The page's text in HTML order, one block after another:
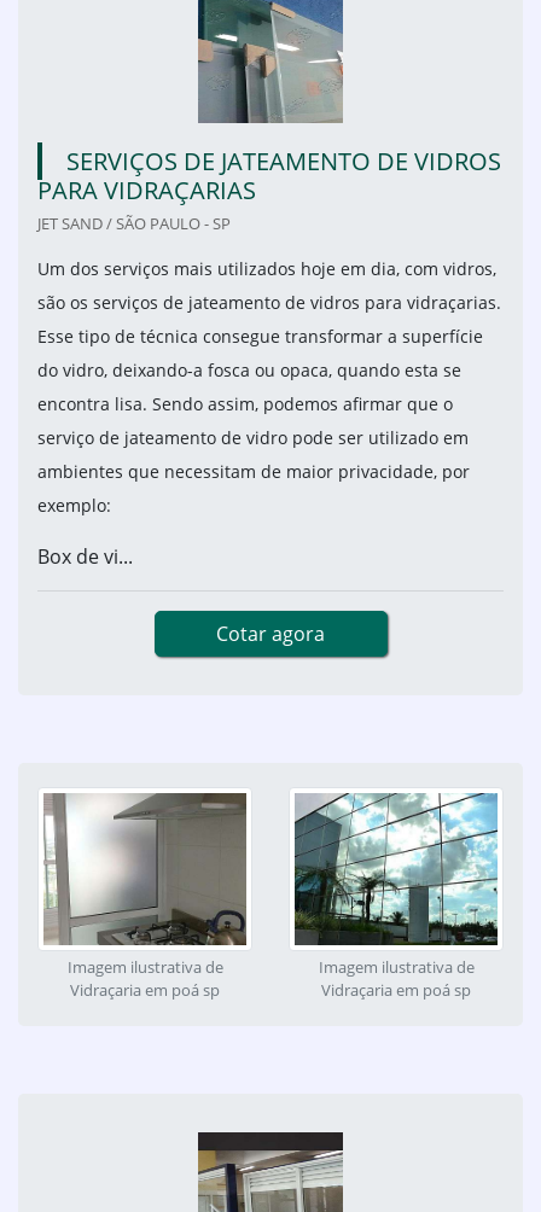
SERVIÇOS DE JATEAMENTO DE VIDROS
PARA VIDRAÇARIAS
JET SAND / SÃO PAULO - SP
Um dos serviços mais utilizados hoje em dia, com vidros,
são os serviços de jateamento de vidros para vidraçarias.
Esse tipo de técnica consegue transformar a superfície
do vidro, deixando-a fosca ou opaca, quando esta se
encontra lisa. Sendo assim, podemos afirmar que o
serviço de jateamento de vidro pode ser utilizado em
ambientes que necessitam de maior privacidade, por
exemplo:
Box de vi...
Cotar agora
Imagem ilustrativa de
Vidraçaria em poá sp
Imagem ilustrativa de
Vidraçaria em poá sp